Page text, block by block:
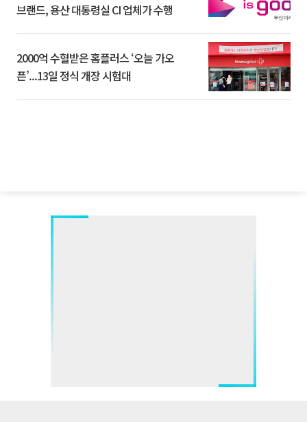
브랜드, 용산 대통령실 CI 업체가 수행
2000억 수혈받은 홈플러스 ‘오늘 가오
픈’...13일 정식 개장 시험대